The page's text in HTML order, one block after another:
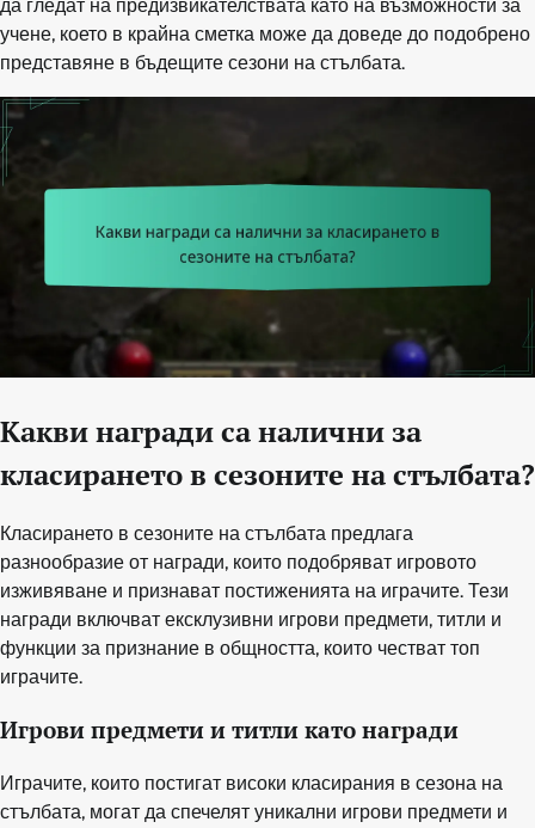
да гледат на предизвикателствата като на възможности за
учене, което в крайна сметка може да доведе до подобрено
представяне в бъдещите сезони на стълбата.
Какви награди са налични за
класирането в сезоните на стълбата?
Класирането в сезоните на стълбата предлага
разнообразие от награди, които подобряват игровото
изживяване и признават постиженията на играчите. Тези
награди включват ексклузивни игрови предмети, титли и
функции за признание в общността, които честват топ
играчите.
Игрови предмети и титли като награди
Играчите, които постигат високи класирания в сезона на
стълбата, могат да спечелят уникални игрови предмети и